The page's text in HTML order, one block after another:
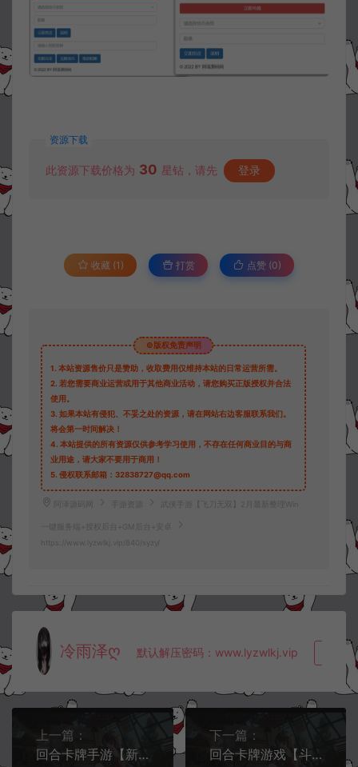
资源下载
此资源下载价格为 30 星钻，请先 登录
收藏 (1) 打赏 点赞 (0)
©版权免责声明
1. 本站资源售价只是赞助，收取费用仅维持本站的日常运营所需。
2. 若您需要商业运营或用于其他商业活动，请您购买正版授权并合法
使用。
3. 如果本站有侵犯、不妥之处的资源，请在网站右边客服联系我们。
将会第一时间解决！
4. 本站提供的所有资源仅供参考学习使用，不存在任何商业目的与商
业用途，请大家不要用于商用！
5. 侵权联系邮箱：32838727@qq.com
阿泽源码网 手游资源 武侠手游【飞刀无双】2月最新整理Win
一键服务端+授权后台+GM后台+安卓
https://www.lyzwlkj.vip/840/syzy/
冷雨泽ღ 默认解压密码：www.lyzwlkj.vip 复
上一篇：
回合卡牌手游【新斗罗大陆-楼高端】2月最新整理Linux手工服务端+一键全满通后台+运营后台+GM授权后台+双端
下一篇：
回合卡牌游戏【斗破苍穹觉醒版】2月最新整理Win一键服务端+运营后台+安卓苹果双端